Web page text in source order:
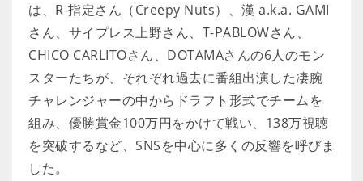
は、R-指定さん（Creepy Nuts）、漢 a.k.a. GAMI
さん、サイプレス上野さん、T-PABLOWさん、
CHICO CARLITOさん、DOTAMAさんの6人のモン
スターたちが、それぞれ過去に番組出演した凄腕
チャレンジャーの中からドラフト形式でチームを
組み、優勝賞金100万円をかけて戦い、138万視聴
を突破するなど、SNSを中心に多くの反響を呼びま
した。